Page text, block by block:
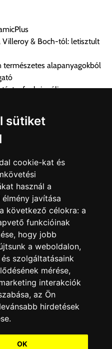
sütiket
cookie-kat és
használ a
javítása
következő célokra: a
funkcióinak
, hogy jobb
a weboldalon,
szolgáltatásaink
mérése,
interakciók
, az Ön
hirdetések
.
OK
szállítást is kér,
ajánl fel a program. Kérjük, a
az önnek megfelelő szállítási
vagy a program
költséget, úgy válassza
megvizsgálják a vásárolt
a szállítás költségét.
nem ismeri, rendelés esetén
a költséget az Ön által
vissza, úgy a
belül a terméket
átvételre való
NEM, VAGY CSAK
ÉS
az általános szállítás
kérése is lehetséges
időablakban lehetőség
Villeroy & Boch-tól: letisztult
alapanyagokból
a funkcionális
és kézművesség 270
és tisztán tartja a
varázslatos dizájn világát
acél akasztható tálca és